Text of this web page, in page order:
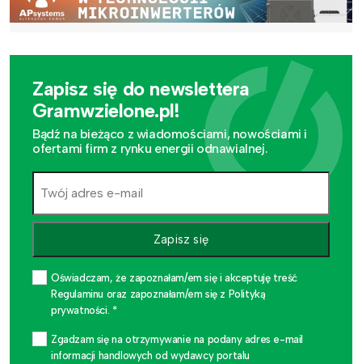
Zapisz się do newslettera
Gramwzielone.pl!
Bądź na bieżąco z wiadomościami, nowościami i
ofertami firm z rynku energii odnawialnej.
Zapisz się
Oświadczam, że zapoznałam/em się i akceptuję treść
Regulaminu oraz zapoznałam/em się z Polityką
prywatności. *
Zgadzam się na otrzymywanie na podany adres e-mail
informacji handlowych od wydawcy portalu